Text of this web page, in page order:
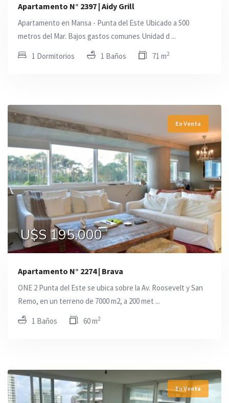
Apartamento N° 2397 | Aidy Grill
Apartamento en Mansa - Punta del Este Ubicado a 500
metros del Mar. Bajos gastos comunes Unidad d ...
1 Dormitorios 1 Baños 71 m2
En Venta
U$S 195.000
Apartamento N° 2274 | Brava
ONE 2 Punta del Este se ubica sobre la Av. Roosevelt y San
Remo, en un terreno de 7000 m2, a 200 met ...
1 Baños 60 m2
En Venta